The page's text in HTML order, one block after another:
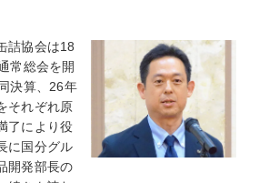
詰協会は18
常総会を開
決算、26年
それぞれ原
了により役
に国分グル
開発部長の